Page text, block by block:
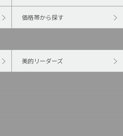
価格帯から探す
美的リーダーズ